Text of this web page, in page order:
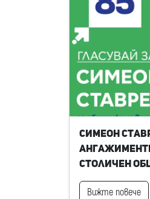
Симеон
Столичен
Вижте повече